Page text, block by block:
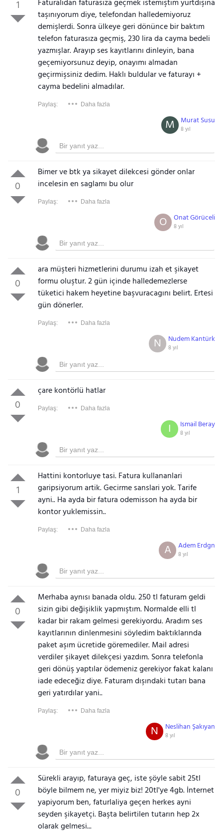
1
Faturalıdan faturasıza geçmek istemiştim yurtdışına
taşınıyorum diye, telefondan halledemiyoruz
demişlerdi. Sonra ülkeye geri dönünce bir baktım
telefon faturasıza geçmiş, 230 lira da cayma bedeli
yazmışlar. Arayıp ses kayıtlarını dinleyin, bana
geçemiyorsunuz deyip, onayımı almadan
geçirmişsiniz dedim. Haklı buldular ve faturayı +
cayma bedelini almadılar.
Paylaş: Daha fazla
Murat Susu
8 yıl
M
0
Bimer ve btk ya sikayet dilekcesi gönder onlar
incelesin en saglamı bu olur
Paylaş: Daha fazla
Onat Görüceli
8 yıl
O
0
ara müşteri hizmetlerini durumu izah et şikayet
formu oluştur. 2 gün içinde halledemezlerse
tüketici hakem heyetine başvuracagını belirt. Ertesi
gün dönerler.
Paylaş: Daha fazla
Nudem Kantürk
8 yıl
N
0
çare kontörlü hatlar
Paylaş: Daha fazla
Ismail Beray
8 yıl
I
1
Hattini kontorluye tasi. Fatura kullananlari
garipsiyorum artik. Gecirme sanslari yok. Tarife
ayni.. Ha ayda bir fatura odemisson ha ayda bir
kontor yuklemissin..
Paylaş: Daha fazla
Adem Erdgn
8 yıl
A
0
Merhaba aynısı banada oldu. 250 tl faturam geldi
sizin gibi değişiklik yapmıştım. Normalde elli tl
kadar bir rakam gelmesi gerekiyordu. Aradım ses
kayıtlarının dinlenmesini söyledim baktıklarında
paket aşım ücretide göremediler. Mail adresi
verdiler şikayet dilekçesi yazdım. Sonra telefonla
geri dönüş yaptılar ödemeniz gerekiyor fakat kalanı
iade edeceğiz diye. Faturam dışındaki tutarı bana
geri yatırdılar yani..
Paylaş: Daha fazla
Neslihan Şakıyan
8 yıl
N
0
Sürekli arayıp, faturaya geç, iste şöyle sabit 25tl
böyle bilmem ne, yer miyiz biz! 20tl'ye 4gb. İnternet
yapiyorum ben, faturlaliya geçen herkes ayni
seyden şikayetçi. Başta belirtilen tutarın hep 2x
olarak gelmesi...